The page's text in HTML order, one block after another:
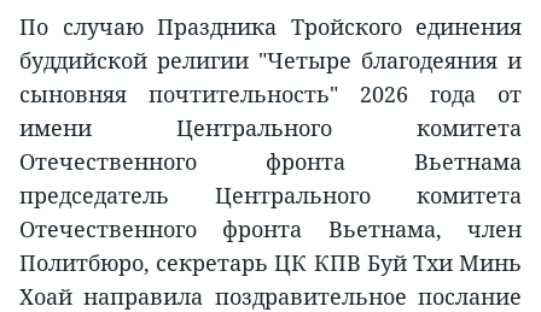
По случаю Праздника Тройского единения
буддийской религии "Четыре благодеяния и
сыновняя почтительность" 2026 года от
имени Центрального комитета
Отечественного фронта Вьетнама
председатель Центрального комитета
Отечественного фронта Вьетнама, член
Политбюро, секретарь ЦК КПВ Буй Тхи Минь
Хоай направила поздравительное послание